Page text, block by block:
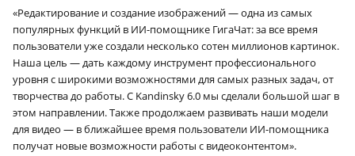
«Редактирование и создание изображений — одна из самых
популярных функций в ИИ-помощнике ГигаЧат: за все время
пользователи уже создали несколько сотен миллионов картинок.
Наша цель — дать каждому инструмент профессионального
уровня с широкими возможностями для самых разных задач, от
творчества до работы. С Kandinsky 6.0 мы сделали большой шаг в
этом направлении. Также продолжаем развивать наши модели
для видео — в ближайшее время пользователи ИИ-помощника
получат новые возможности работы с видеоконтентом».